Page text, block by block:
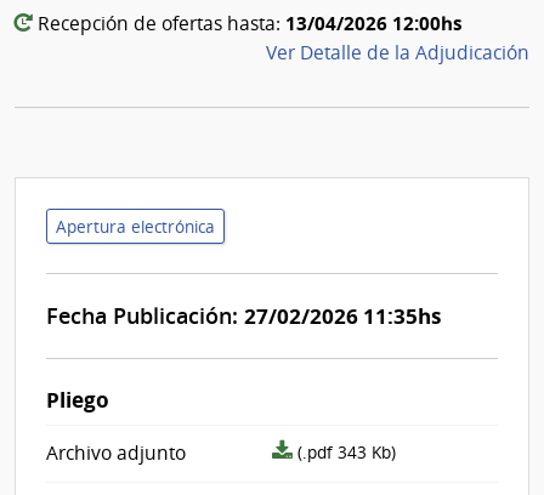
Recepción de ofertas hasta: 13/04/2026 12:00hs
Ver Detalle de la Adjudicación
Apertura electrónica
Fecha Publicación: 27/02/2026 11:35hs
Pliego
Archivo adjunto
archivo
(.pdf 343 Kb)